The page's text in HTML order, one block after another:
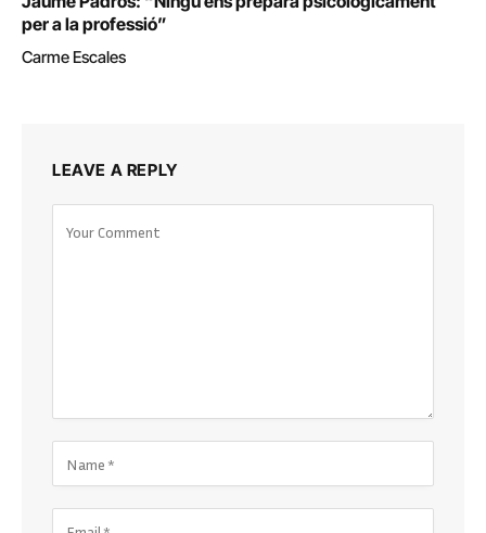
per a la professió”
Carme Escales
LEAVE A REPLY